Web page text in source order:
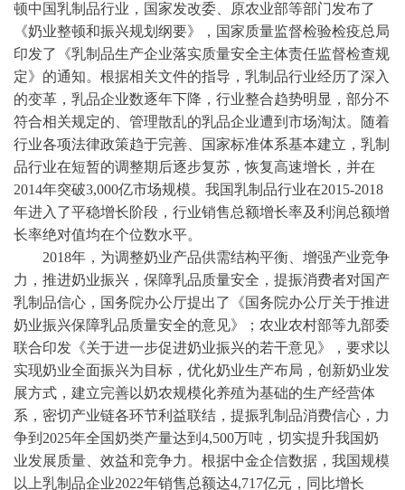
顿中国乳制品行业，国家发改委、原农业部等部门发布了
《奶业整顿和振兴规划纲要》，国家质量监督检验检疫总局
印发了《乳制品生产企业落实质量安全主体责任监督检查规
定》的通知。根据相关文件的指导，乳制品行业经历了深入
的变革，乳品企业数逐年下降，行业整合趋势明显，部分不
符合相关规定的、管理散乱的乳品企业遭到市场淘汰。随着
行业各项法律政策趋于完善、国家标准体系基本建立，乳制
品行业在短暂的调整期后逐步复苏，恢复高速增长，并在
2014年突破3,000亿市场规模。我国乳制品行业在2015-2018
年进入了平稳增长阶段，行业销售总额增长率及利润总额增
长率绝对值均在个位数水平。
2018年，为调整奶业产品供需结构平衡、增强产业竞争
力，推进奶业振兴，保障乳品质量安全，提振消费者对国产
乳制品信心，国务院办公厅提出了《国务院办公厅关于推进
奶业振兴保障乳品质量安全的意见》；农业农村部等九部委
联合印发《关于进一步促进奶业振兴的若干意见》，要求以
实现奶业全面振兴为目标，优化奶业生产布局，创新奶业发
展方式，建立完善以奶农规模化养殖为基础的生产经营体
系，密切产业链各环节利益联结，提振乳制品消费信心，力
争到2025年全国奶类产量达到4,500万吨，切实提升我国奶
业发展质量、效益和竞争力。根据中金企信数据 ，我国规模
以上乳制品企业2022年销售总额达4,717亿元，同比增长